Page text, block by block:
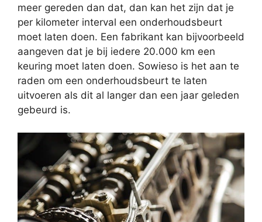
meer gereden dan dat, dan kan het zijn dat je
per kilometer interval een onderhoudsbeurt
moet laten doen. Een fabrikant kan bijvoorbeeld
aangeven dat je bij iedere 20.000 km een
keuring moet laten doen. Sowieso is het aan te
raden om een onderhoudsbeurt te laten
uitvoeren als dit al langer dan een jaar geleden
gebeurd is.